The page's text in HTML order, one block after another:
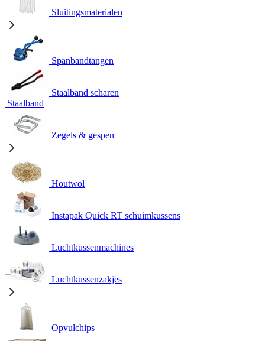
Sluitingsmaterialen
Spanbandtangen
Staalband scharen
Staalband
Zegels & gespen
Houtwol
Instapak Quick RT schuimkussens
Luchtkussenmachines
Luchtkussenzakjes
Opvulchips